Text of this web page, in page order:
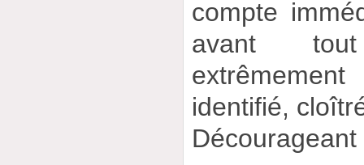
compte
avant
identifié,